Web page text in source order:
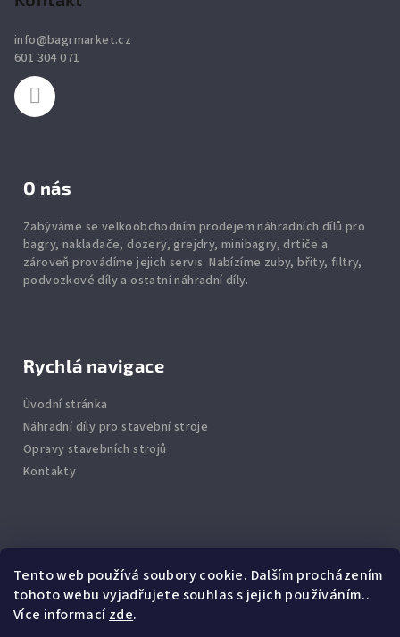
Tento web používá soubory cookie. Dalším procházením
tohoto webu vyjadřujete souhlas s jejich používáním..
Více informacízde.
info@bagrmarket.cz
601 304 071
O nás
Zabýváme se velkoobchodním prodejem náhradních dílů pro
bagry, nakladače, dozery, grejdry, minibagry, drtiče a
zároveň provádíme jejich servis. Nabízíme zuby,břity,filtry,
podvozkové díly a ostatní náhradní díly.
Rychlá navigace
Úvodní stránka
Náhradní díly pro stavební stroje
Opravy stavebních strojů
Kontakty
Jak nakupovat
Obchodní podmínky